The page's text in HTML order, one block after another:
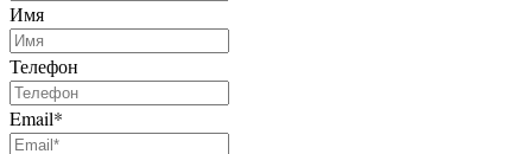
Имя
Телефон
Email*